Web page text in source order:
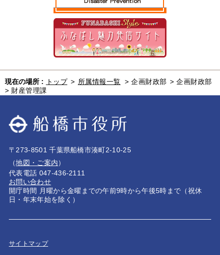
現在の場所 : トップ > 所属情報一覧 > 企画財政部 > 企画財政部
> 財産管理課
〒273-8501 千葉県船橋市湊町2-10-25
（地図・ご案内）
代表電話 047-436-2111
お問い合わせ
開庁時間 月曜から金曜までの午前9時から午後5時まで（祝休
日・年末年始を除く）
サイトマップ